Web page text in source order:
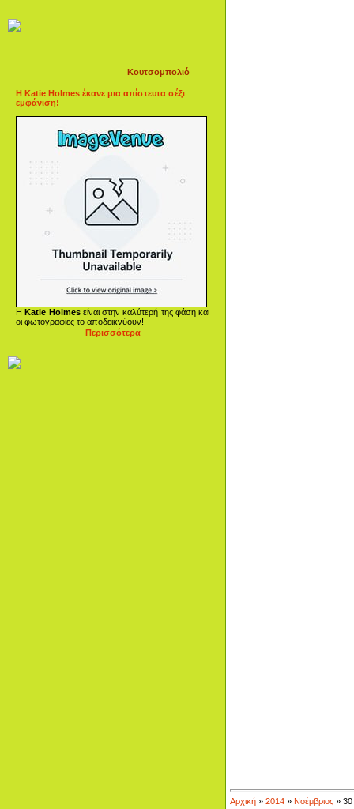
Κουτσομπολιό
Η Katie Holmes έκανε μια απίστευτα σέξι
εμφάνιση!
ΗKatie Holmesείναι στην καλύτερή της φάση και
οι φωτογραφίες το αποδεικνύουν!
Περισσότερα
Αρχική » 2014 » Νοέμβριος » 30